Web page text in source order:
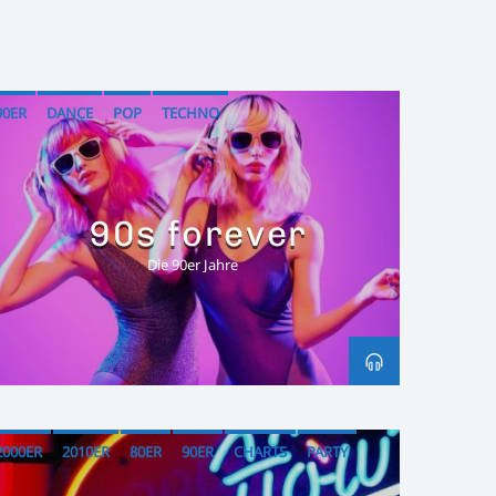
DANCE POP TECHNO
90s forever
Die 90er Jahre
2010ER 80ER 90ER CHARTS
PARTY